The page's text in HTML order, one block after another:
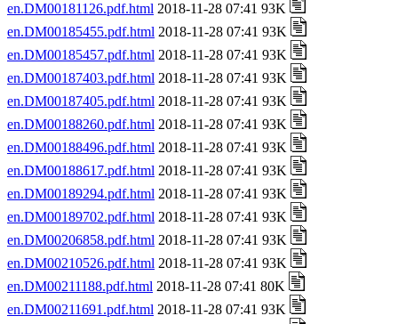
en.DM00181126.pdf.html 2018-11-28 07:41 93K
en.DM00185455.pdf.html 2018-11-28 07:41 93K
en.DM00185457.pdf.html 2018-11-28 07:41 93K
en.DM00187403.pdf.html 2018-11-28 07:41 93K
en.DM00187405.pdf.html 2018-11-28 07:41 93K
en.DM00188260.pdf.html 2018-11-28 07:41 93K
en.DM00188496.pdf.html 2018-11-28 07:41 93K
en.DM00188617.pdf.html 2018-11-28 07:41 93K
en.DM00189294.pdf.html 2018-11-28 07:41 93K
en.DM00189702.pdf.html 2018-11-28 07:41 93K
en.DM00206858.pdf.html 2018-11-28 07:41 93K
en.DM00210526.pdf.html 2018-11-28 07:41 93K
en.DM00211188.pdf.html 2018-11-28 07:41 80K
en.DM00211691.pdf.html 2018-11-28 07:41 93K